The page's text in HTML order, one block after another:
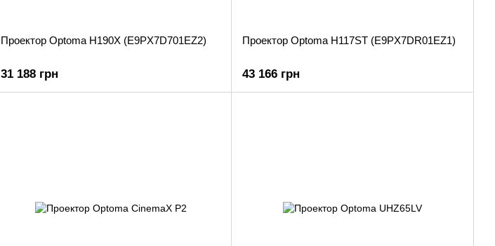
Проектор Optoma H190X (E9PX7D701EZ2)
31 188 грн
Проектор Optoma H117ST (E9PX7DR01EZ1)
43 166 грн